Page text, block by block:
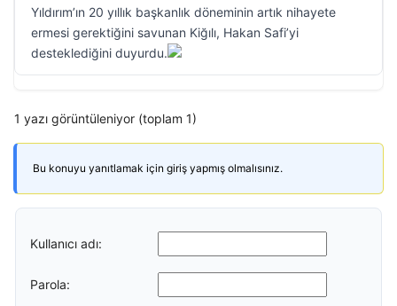
Yıldırım’ın 20 yıllık başkanlık döneminin artık nihayete
ermesi gerektiğini savunan Kiğılı, Hakan Safi’yi
desteklediğini duyurdu.
1 yazı görüntüleniyor (toplam 1)
Bu konuyu yanıtlamak için giriş yapmış olmalısınız.
Kullanıcı adı:
Parola: